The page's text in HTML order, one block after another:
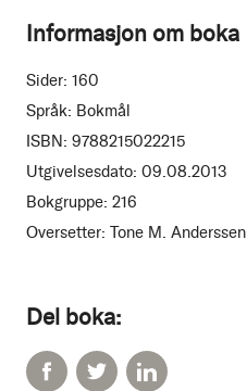
Del boka:
Informasjon om boka
Sider: 160
Språk: Bokmål
ISBN: 9788215022215
Utgivelsesdato: 09.08.2013
Bokgruppe: 216
Oversetter: Tone M. Anderssen